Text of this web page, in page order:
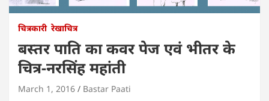
चित्रकारी रेखाचित्र
बस्तर पाति का कवर पेज एवं भीतर के
चित्र-नरसिंह महांती
March 1, 2016 Bastar Paati